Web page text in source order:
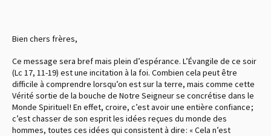
Bien chers frères,
Ce message sera bref mais plein d’espérance. L’Évangile de ce soir
(Lc 17, 11-19) est une incitation à la foi. Combien cela peut être
difficile à comprendre lorsqu’on est sur la terre, mais comme cette
Vérité sortie de la bouche de Notre Seigneur se concrétise dans le
Monde Spirituel ! En effet, croire, c’est avoir une entière confiance ;
c’est chasser de son esprit les idées reçues du monde des
hommes, toutes ces idées qui consistent à dire : « Cela n’est